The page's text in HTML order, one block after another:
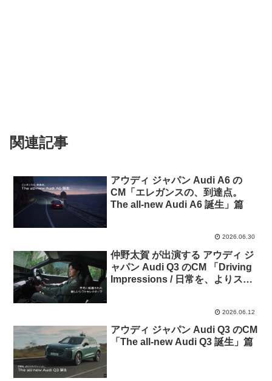
関連記事
アウディ ジャパン Audi A6 の
CM「エレガンスの、到達点。
The all-new Audi A6 誕生」篇
2026.06.30
仲野太賀 が出演する アウディ ジ
ャパン Audi Q3 のCM 「Driving
Impressions / 日常を、よりスタ
2026.06.12
アウディ ジャパン Audi Q3 のCM
「The all-new Audi Q3 誕生」篇